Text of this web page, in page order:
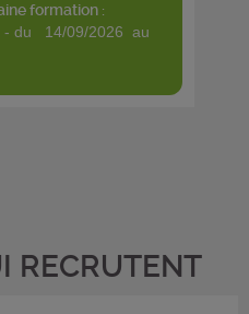
formation :
RECRUTENT